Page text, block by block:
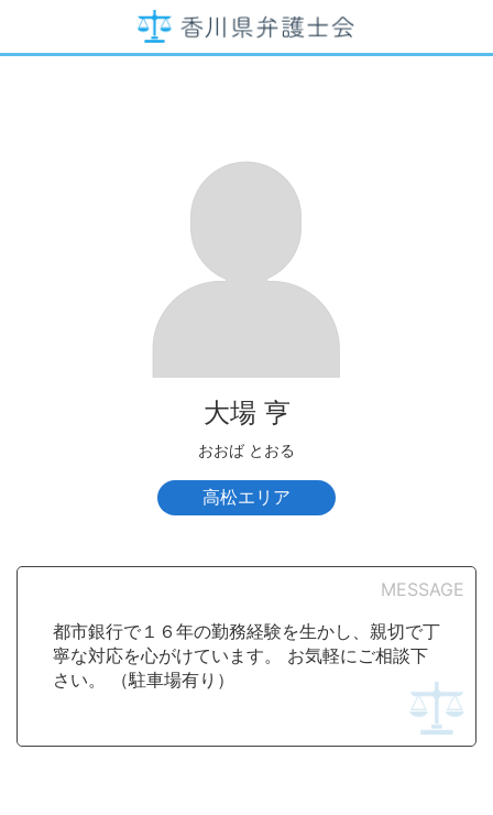
大場 亨
おおば とおる
高松エリア
MESSAGE
都市銀行で１６年の勤務経験を生かし、親切で丁
寧な対応を心がけています。 お気軽にご相談下
さい。 （駐車場有り）